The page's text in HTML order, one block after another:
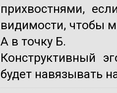
прихвостнями,
видимости, чтобы
А в точку Б.
Конструктивный
будет навязывать